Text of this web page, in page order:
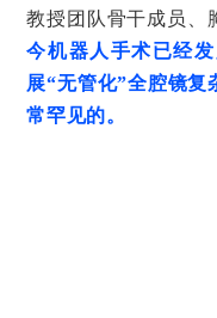
教授团队骨干成员、
今机器人手术已经发
展“无管化”全腔镜复
常罕 见的。